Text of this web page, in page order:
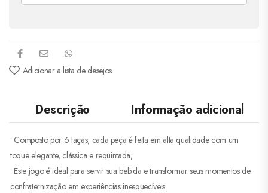
Adicionar a lista de desejos
Descrição Informação adicional
• Composto por 6 taças, cada peça é feita em alta qualidade com um
toque elegante, clássica e requintada;
• Este jogo é ideal para servir sua bebida e transformar seus momentos de
confraternização em experiências inesquecíveis.